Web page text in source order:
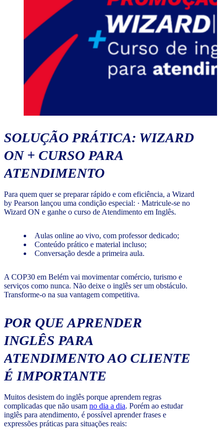
SOLUÇÃO PRÁTICA: WIZARD
ON + CURSO PARA
ATENDIMENTO
Para quem quer se preparar rápido e com eficiência, a Wizard
by Pearson lançou uma condição especial: · Matricule-se no
Wizard ON e ganhe o curso de Atendimento em Inglês.
Aulas online ao vivo, com professor dedicado;
Conteúdo prático e material incluso;
Conversação desde a primeira aula.
A COP30 em Belém vai movimentar comércio, turismo e
serviços como nunca. Não deixe o inglês ser um obstáculo.
Transforme-o na sua vantagem competitiva.
POR QUE APRENDER
INGLÊS PARA
ATENDIMENTO AO CLIENTE
É IMPORTANTE
Muitos desistem do inglês porque aprendem regras
complicadas que não usam no dia a dia. Porém ao estudar
inglês para atendimento, é possível aprender frases e
expressões práticas para situações reais: